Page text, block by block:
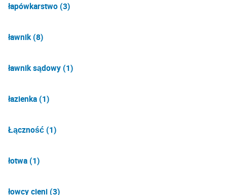
łapówkarstwo (3)
ławnik (8)
ławnik sądowy (1)
łazienka (1)
Łączność (1)
łotwa (1)
łowcy cieni (3)